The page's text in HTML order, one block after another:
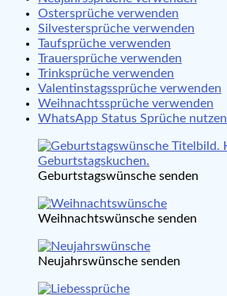
Ostersprüche verwenden
Silvestersprüche verwenden
Taufsprüche verwenden
Trauersprüche verwenden
Trinksprüche verwenden
Valentinstagssprüche verwenden
Weihnachtssprüche verwenden
WhatsApp Status Sprüche nutzen
Geburtstagswünsche senden
Weihnachtswünsche senden
Neujahrswünsche senden